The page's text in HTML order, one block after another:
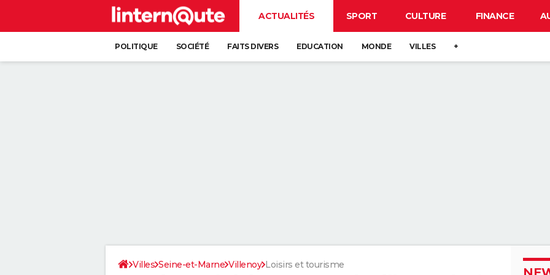
ACTUALITÉS SPORT CULTURE FINANCE
POLITIQUE SOCIÉTÉ FAITS DIVERS EDUCATION MONDE VILLES +
Villes Seine-et-Marne Villenoy Loisirs et tourisme